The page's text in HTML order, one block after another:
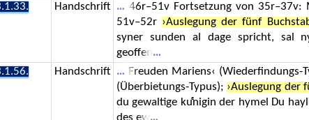
Handschrift
46r–51v Fortsetzung von 35r–37v:
51v–52r ›Auslegung der fünf
syner sunden al dage spricht, sal
geoffen
Handschrift
Freuden Mariens‹ (Wiederfindungs-
(Überbietungs-Typus); ›Auslegung der
du gewaltige kuͤnigin der hymel Du